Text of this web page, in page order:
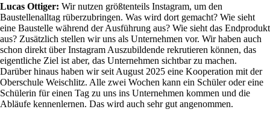
Lucas Ottiger: Wir nutzen größtenteils Instagram, um den
Baustellenalltag rüberzubringen. Was wird dort gemacht? Wie sieht
eine Baustelle während der Ausführung aus? Wie sieht das Endprodukt
aus? Zusätzlich stellen wir uns als Unternehmen vor. Wir haben auch
schon direkt über Instagram Auszubildende rekrutieren können, das
eigentliche Ziel ist aber, das Unternehmen sichtbar zu machen.
Darüber hinaus haben wir seit August 2025 eine Kooperation mit der
Oberschule Weischlitz. Alle zwei Wochen kann ein Schüler oder eine
Schülerin für einen Tag zu uns ins Unternehmen kommen und die
Abläufe kennenlernen. Das wird auch sehr gut angenommen.